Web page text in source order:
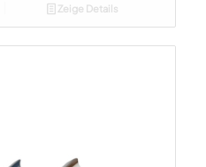
Zeige Details